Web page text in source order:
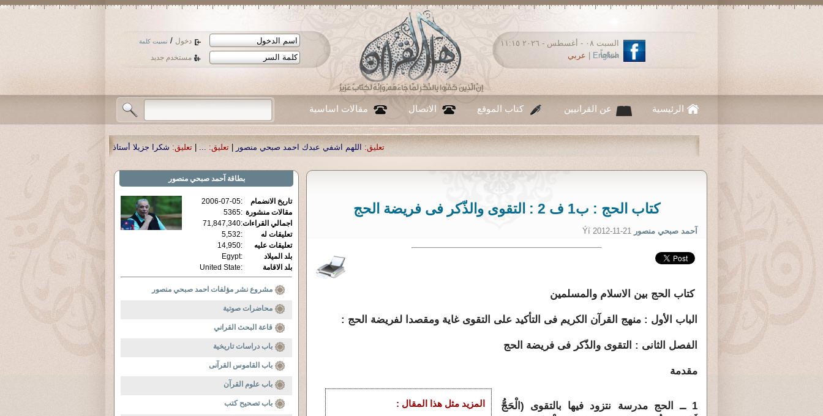
دخول / نسيت كلمة
مستخدم جديد
السبت ٠٨ - أغسطس - ٢٠٢٦ ١١:١٥
صباحاً
English عربي
الرئيسية عن القرانيين كتاب الموقع الاتصال مقالات اساسية
اللهم اشفي عبدك احمد صبحي منصور |تعليق: ...
| تعليق: شكرا جزيلا أستاذ حمد الحمد .أكرمكم الله . |تعليق:
كتاب الحج : ب1 ف 2 : التقوى والذّكر فى فريضة الحج
آحمد صبحي منصور Ýí 2012-11-21
كتاب الحج بين الاسلام والمسلمين
الباب الأول : منهج القرآن الكريم فى التأكيد على التقوى غاية ومقصدا لفريضة الحج :
الفصل الثانى : التقوى والذّكر فى فريضة الحج
مقدمة
المزيد مثل هذا المقال :
1 ــ الحج مدرسة نتزود فيها بالتقوى (الْحَجُّ
بطاقة آحمد صبحي منصور
تاريخ الانضمام :
2006-07-05
مقالات منشورة :
5365
اجمالي القراءات:
71,847,340
تعليقات له
:
5,532
تعليقات عليه
:
14,950
بلد الميلاد
:
Egypt
بلد الاقامة
:
United State
مشروع نشر مؤلفات احمد صبحي منصور
محاضرات صوتية
قاعة البحث القراني
باب دراسات تاريخية
باب القاموس القرآنى
باب علوم القرآن
باب تصحيح كتب